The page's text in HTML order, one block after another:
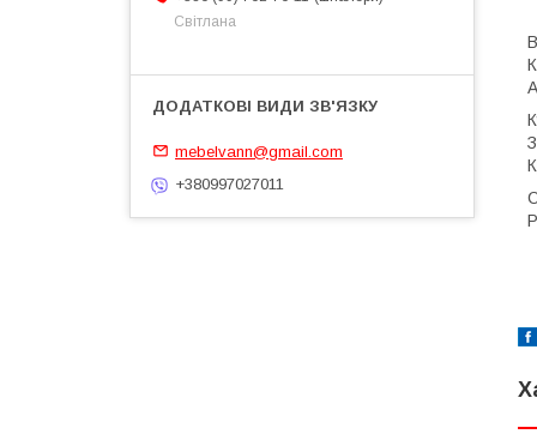
Світлана
mebelvann@gmail.com
+380997027011